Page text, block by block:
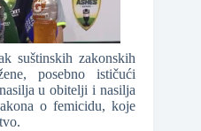
suštinskih zakonskih
posebno ističući
u obitelji i nasilja
o femicidu, koje